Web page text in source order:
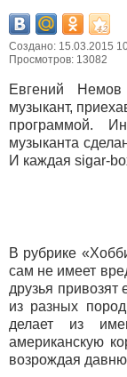
Создано: 15.03.2015
Просмотров: 13082
Евгений
музыкант,
программой.
музыканта
И каждая sigar-
В рубрике
сам не имеет
друзья привозят
из разных
делает из
американскую
возрождая